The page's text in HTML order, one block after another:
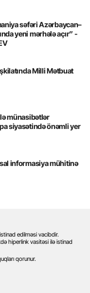
səfəri Azərbaycan–
yeni mərhələ açır” -
Milli Mətbuat
münasibətlər
siyasətində önəmli yer
informasiya mühitinə
edilməsi vacibdir.
hiperlink vasitəsi ilə istinad
qorunur.